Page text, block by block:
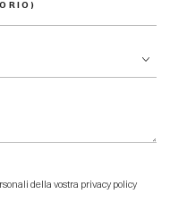
della vostra privacy policy